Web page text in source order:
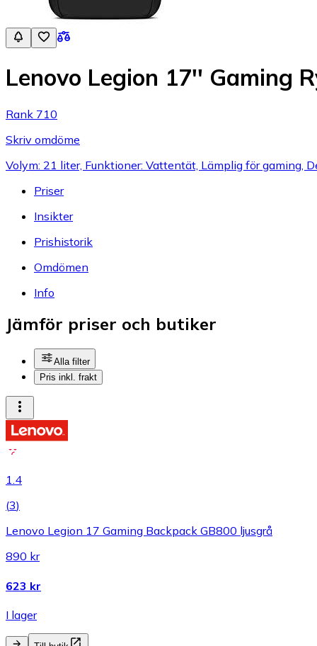
Lenovo Legion 17'' Gaming
Rank 710
Skriv omdöme
Volym: 21 liter, Funktioner: Vattentät, Lämplig för gaming,
Priser
Insikter
Prishistorik
Omdömen
Info
Jämför priser och butiker
Alla filter
Pris inkl. frakt
1.4
(3)
Lenovo Legion 17 Gaming Backpack GB800 ljusgrå
890 kr
623 kr
I lager